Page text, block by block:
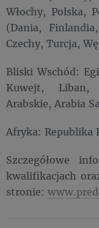
Włochy, Polska,
(Dania,
Czechy, Turcja,
Bliski Wschód:
Kuwejt, Liban,
Arabskie, Arabia
Afryka: Republika
Szczegółowe
kwalifikacjach
stronie: